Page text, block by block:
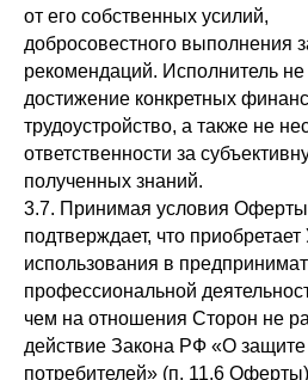
от его собственных усилий,
добросовестного выполнения
рекомендаций. Исполнитель не
достижение конкретных
трудоустройство, а также не
ответственности за
полученных знаний.
3.7. Принимая условия
подтверждает, что приобретает
использования в
профессиональной
чем на отношения Сторон не
действие Закона РФ «О защите
потребителей» (п. 11.6